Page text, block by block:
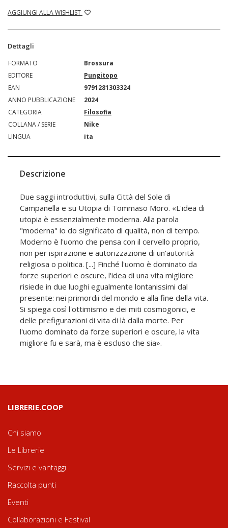
AGGIUNGI ALLA WISHLIST
Dettagli
FORMATO
Brossura
EDITORE
Pungitopo
EAN
9791281303324
ANNO PUBBLICAZIONE
2024
CATEGORIA
Filosofia
COLLANA / SERIE
Nike
LINGUA
ita
Descrizione
Due saggi introduttivi, sulla Città del Sole di
Campanella e su Utopia di Tommaso Moro. «L'idea di
utopia è essenzialmente moderna. Alla parola
"moderna" io do significato di qualità, non di tempo.
Moderno è l'uomo che pensa con il cervello proprio,
non per ispirazione e autorizzazione di un'autorità
religiosa o politica. [...] Finché l'uomo è dominato da
forze superiori e oscure, l'idea di una vita migliore
risiede in due luoghi egualmente lontanissimi dal
presente: nei primordii del mondo e alla fine della vita.
Si spiega così l'ottimismo e dei miti cosmogonici, e
delle prefigurazioni di vita di là dalla morte. Per
l'uomo dominato da forze superiori e oscure, la vita
migliore fu e sarà, ma è escluso che sia».
LIBRERIE.COOP
Chi siamo
Le Librerie
Servizi e vantaggi
Raccolta punti
Eventi
Collaborazioni e Festival